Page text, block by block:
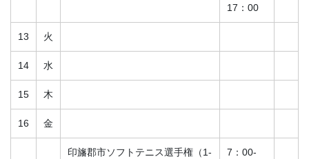
17：00
13 火
14 水
15 木
16 金
印旛郡市ソフトテニス選手権（1-
7：00-